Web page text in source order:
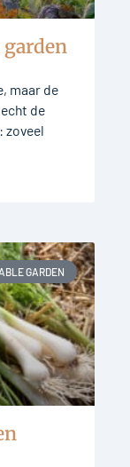
maar de
de
zoveel
GARDEN